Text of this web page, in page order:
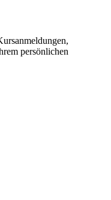
persönlichen